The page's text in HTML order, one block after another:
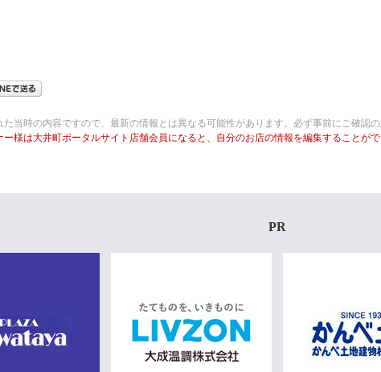
当時の内容ですので、最新の情報とは異なる可能性があります。必ず事前にご確認の
様は大井町ポータルサイト店舗会員になると、自分のお店の情報を編集することがで
PR